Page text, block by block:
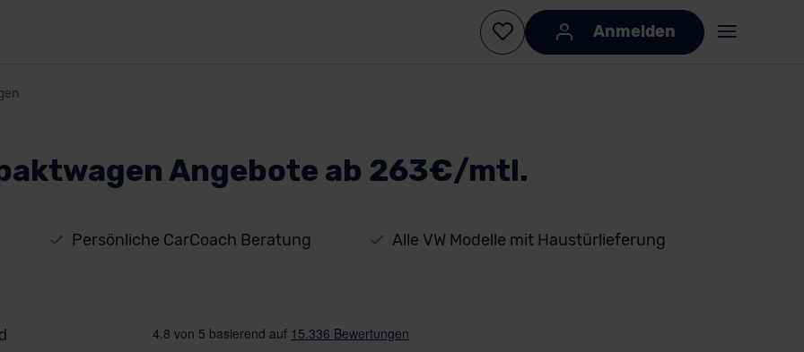
Anmelden
Angebote ab 263€/mtl.
Persönliche CarCoach Beratung Alle VW Modelle mit Haustürlieferung